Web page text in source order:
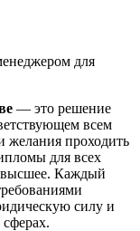
для
— это решение
всем
желания проходить
для всех
высшее. Каждый
силу и